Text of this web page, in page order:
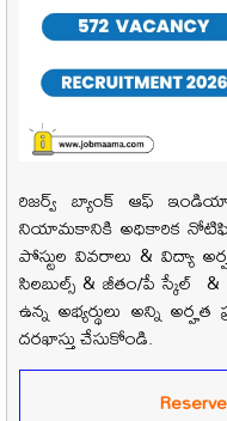
రిజర్వ్ బ్యాంక్ ఆఫ్
నియామకానికి అధికారిక
పోస్టుల వివరాలు & విద్యా
సిలబుల్స్ & జీతం/పే స్కేల్
ఉన్న అభ్యర్థులు అన్ని
దరఖాస్తు చేసుకోండి.